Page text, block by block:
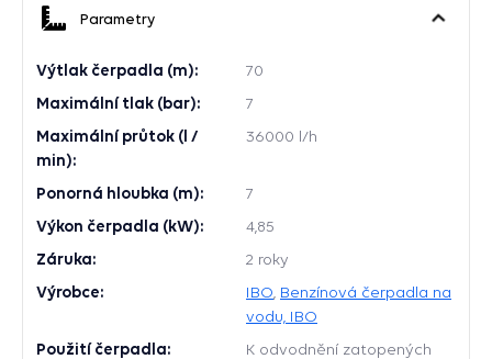
Parametry
Výtlak čerpadla (m): 70
Maximální tlak (bar): 7
Maximální průtok (l /
min):
36000 l/h
Ponorná hloubka (m): 7
Výkon čerpadla (kW): 4,85
Záruka: 2 roky
Výrobce: IBO Benzínová čerpadla na
vodu, IBO
Použití čerpadla:
K odvodnění zatopených